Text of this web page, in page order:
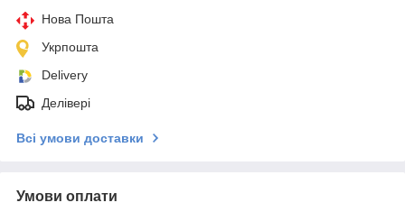
Нова Пошта
Укрпошта
Delivery
Делівері
Всі умови доставки
Умови оплати